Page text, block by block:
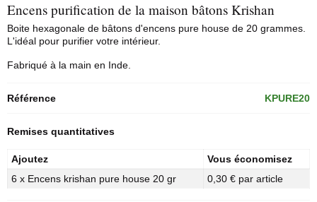
Encens purification de la maison bâtons Krishan
Boite hexagonale de bâtons d'encens pure house de 20 grammes.
L'idéal pour purifier votre intérieur.
Fabriqué à la main en Inde.
Référence KPURE20
Remises quantitatives
Ajoutez
Vous économisez
6 x Encens krishan pure house 20 gr
0,30 € par article